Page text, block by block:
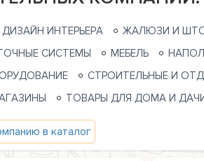
ДИЗАЙН ИНТЕРЬЕРА
ЖАЛЮЗИ И
СИСТЕМЫ МЕБЕЛЬ
СТРОИТЕЛЬНЫЕ И
ТОВАРЫ ДЛЯ ДОМА И
в каталог